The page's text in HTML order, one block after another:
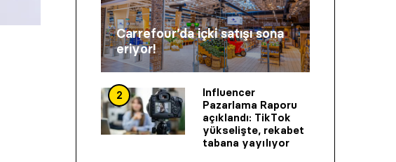
Carrefour’da içki satışı sona
eriyor!
2
Influencer
Pazarlama Raporu
açıklandı: TikTok
yükselişte, rekabet
tabana yayılıyor